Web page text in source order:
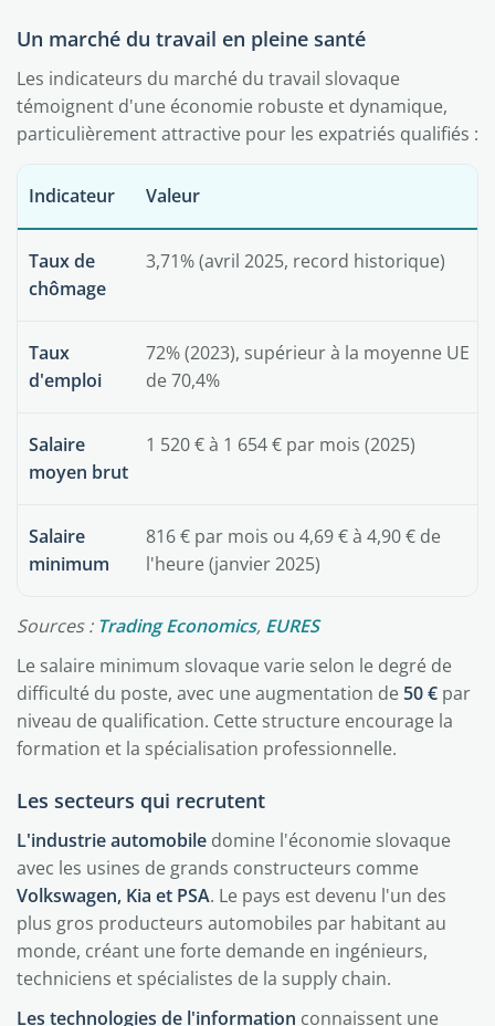
Un marché du travail en pleine santé
Les indicateurs du marché du travail slovaque
témoignent d'une économie robuste et dynamique,
particulièrement attractive pour les expatriés qualifiés :
Indicateur Valeur
Taux de
chômage
3,71% (avril 2025, record historique)
Taux
d'emploi
72% (2023), supérieur à la moyenne UE
de 70,4%
Salaire
moyen brut
1 520 € à 1 654 € par mois (2025)
Salaire
minimum
816 € par mois ou 4,69 € à 4,90 € de
l'heure (janvier 2025)
Sources : Trading Economics, EURES
Le salaire minimum slovaque varie selon le degré de
difficulté du poste, avec une augmentation de 50 € par
niveau de qualification. Cette structure encourage la
formation et la spécialisation professionnelle.
Les secteurs qui recrutent
L'industrie automobile domine l'économie slovaque
avec les usines de grands constructeurs comme
Volkswagen, Kia et PSA. Le pays est devenu l'un des
plus gros producteurs automobiles par habitant au
monde, créant une forte demande en ingénieurs,
techniciens et spécialistes de la supply chain.
Les technologies de l'information connaissent une